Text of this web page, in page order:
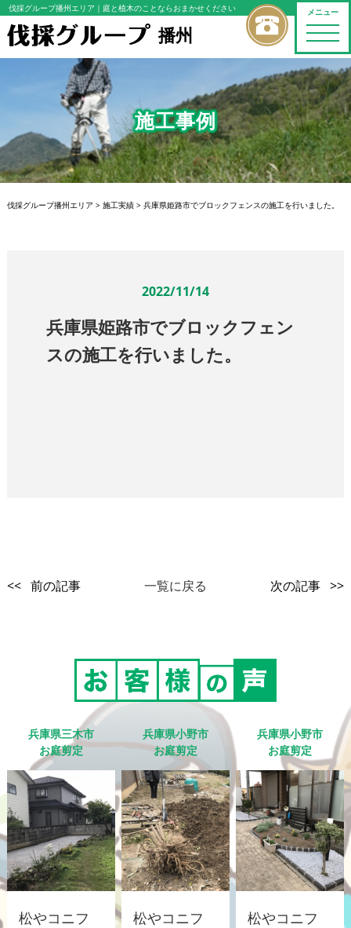
メニュー
toggle
伐採グループ播州エリア ｜庭と植木のことならおまかせください
播州
施工事例
伐採グループ播州エリア > 施工実績> 兵庫県姫路市でブロックフェンスの施工を行いました。
2022/11/14
兵庫県姫路市でブロックフェン
スの施工を行いました。
<< 前の記事 一覧に戻る 次の記事 >>
兵庫県三木市
お庭剪定
松やコニフ
兵庫県小野市
お庭剪定
松やコニフ
兵庫県小野市
お庭剪定
松やコニフ